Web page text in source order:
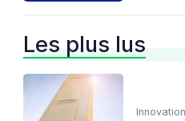
Les plus lus
Innovation